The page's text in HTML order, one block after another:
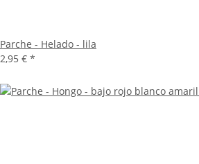
Parche - Helado - lila
2,95 € *